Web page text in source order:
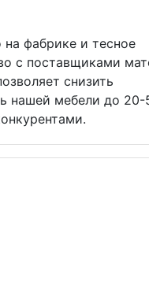
фабрике и тесное
с поставщиками
снизить
нашей мебели до 20-